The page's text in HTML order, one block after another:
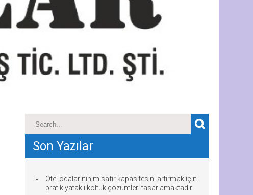
Son Yazılar
Otel odalarının misafir kapasitesini artırmak için
pratik yataklı koltuk çözümleri tasarlamaktadır